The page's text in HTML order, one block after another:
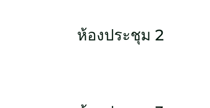
ห้องประชุม 2